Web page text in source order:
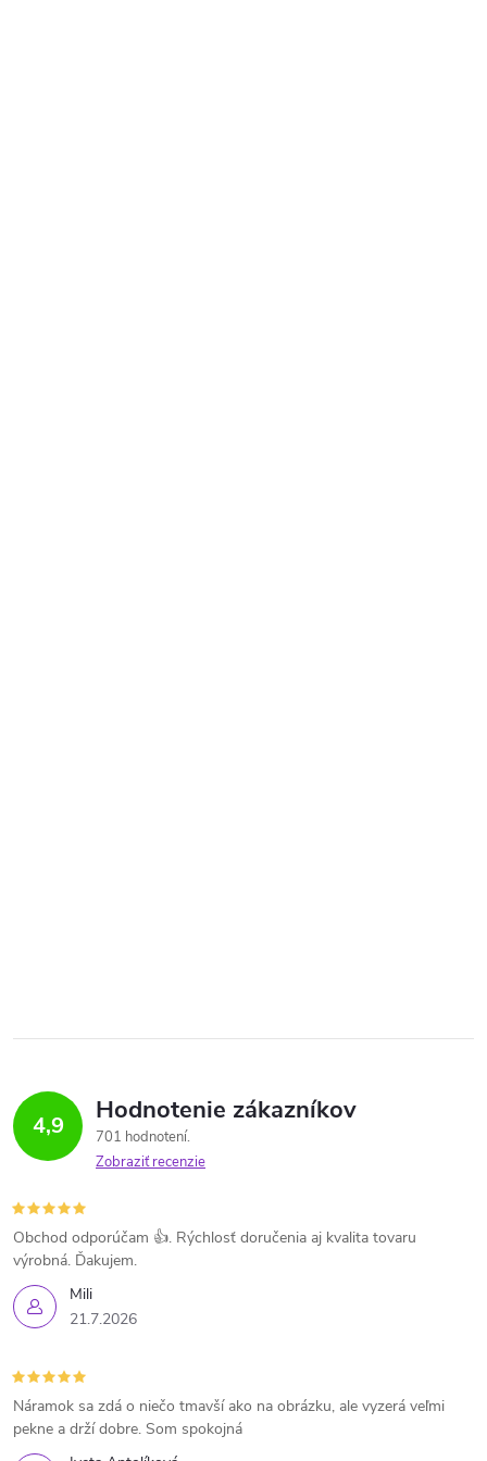
4,9 Hodnotenie zákazníkov
701 hodnotení
Zobraziť recenzie
Mili
21.7.2026
Obchod odporúčam 👍. Rýchlosť doručenia aj kvalita tovaru
výrobná. Ďakujem.
Náramok sa zdá o niečo tmavší ako na obrázku, ale vyzerá veľmi
pekne a drží dobre. Som spokojná